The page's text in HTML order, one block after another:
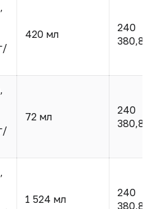
,
420 мл
240
380,80
,
72 мл
240
380,80
,
1 524 мл
240
380,80